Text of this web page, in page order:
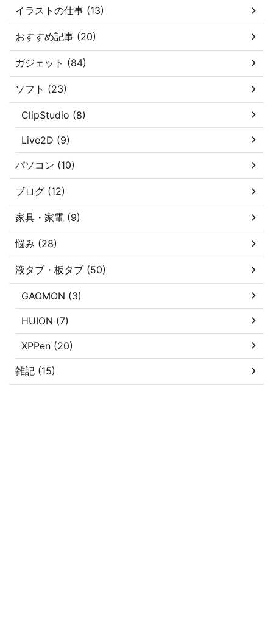
イラストの仕事 (13)
おすすめ記事 (20)
ガジェット (84)
ソフト (23)
ClipStudio (8)
Live2D (9)
パソコン (10)
ブログ (12)
家具・家電 (9)
悩み (28)
液タブ・板タブ (50)
GAOMON (3)
HUION (7)
XPPen (20)
雑記 (15)